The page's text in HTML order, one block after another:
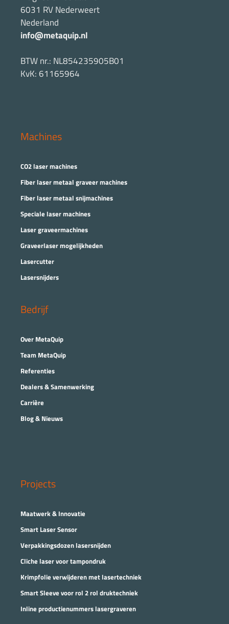
6031 RV Nederweert
Nederland
info@metaquip.nl
BTW nr.: NL854235905B01
KvK: 61165964
Machines
CO2 laser machines
Fiber laser metaal graveer machines
Fiber laser metaal snijmachines
Speciale laser machines
Laser graveermachines
Graveerlaser mogelijkheden
Lasercutter
Lasersnijders
Bedrijf
Over MetaQuip
Team MetaQuip
Referenties
Dealers & Samenwerking
Carrière
Blog & Nieuws
Projects
Maatwerk & Innovatie
Smart Laser Sensor
Verpakkingsdozen lasersnijden
Cliche laser voor tampondruk
Krimpfolie verwijderen met lasertechniek
Smart Sleeve voor rol 2 rol druktechniek
Inline productienummers lasergraveren